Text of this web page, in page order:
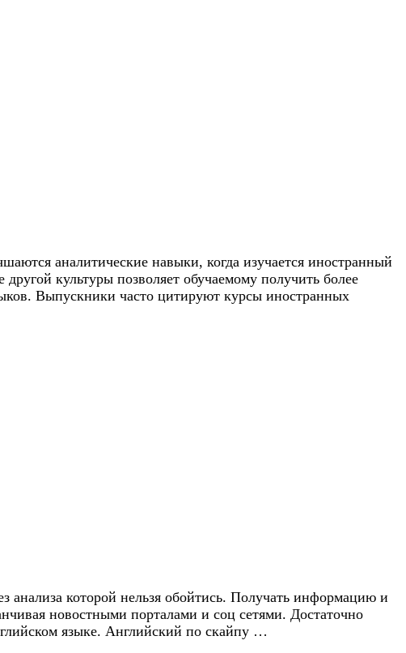
аналитические навыки, когда изучается иностранный
культуры позволяет обучаемому получить более
Выпускники часто цитируют курсы иностранных
анализа которой нельзя обойтись. Получать информацию и
новостными порталами и соц сетями. Достаточно
языке. Английский по скайпу …